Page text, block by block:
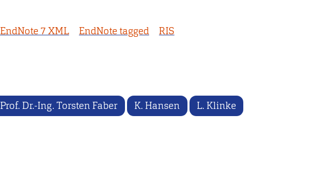
EndNote 7 XML EndNote tagged RIS
Prof. Dr.-Ing. Torsten Faber K. Hansen L. Klinke